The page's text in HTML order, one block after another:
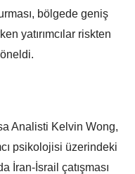
bölgede geniş
yatırımcılar riskten
Analisti Kelvin Wong,
psikolojisi üzerindeki
İran-İsrail çatışması